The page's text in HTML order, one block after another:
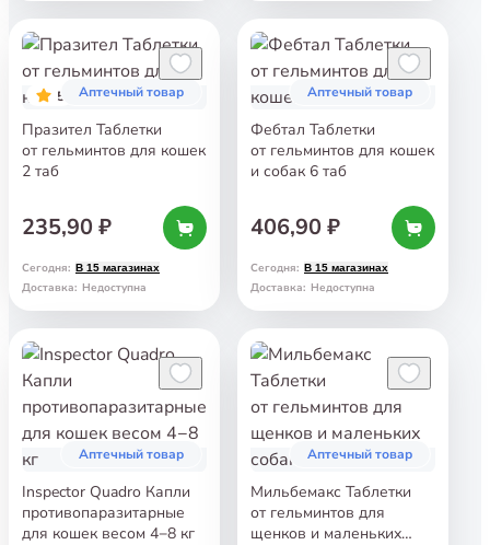
5 Аптечный товар
Празител Таблетки
от гельминтов для кошек
2 таб
235,90 ₽
Сегодня: В 15 магазинах
Доставка: Недоступна
Аптечный товар
Фебтал Таблетки
от гельминтов для кошек
и собак 6 таб
406,90 ₽
Сегодня: В 15 магазинах
Доставка: Недоступна
Аптечный товар
Inspector Quadro Капли
противопаразитарные
для кошек весом 4−8 кг
Аптечный товар
Мильбемакс Таблетки
от гельминтов для
щенков и маленьких